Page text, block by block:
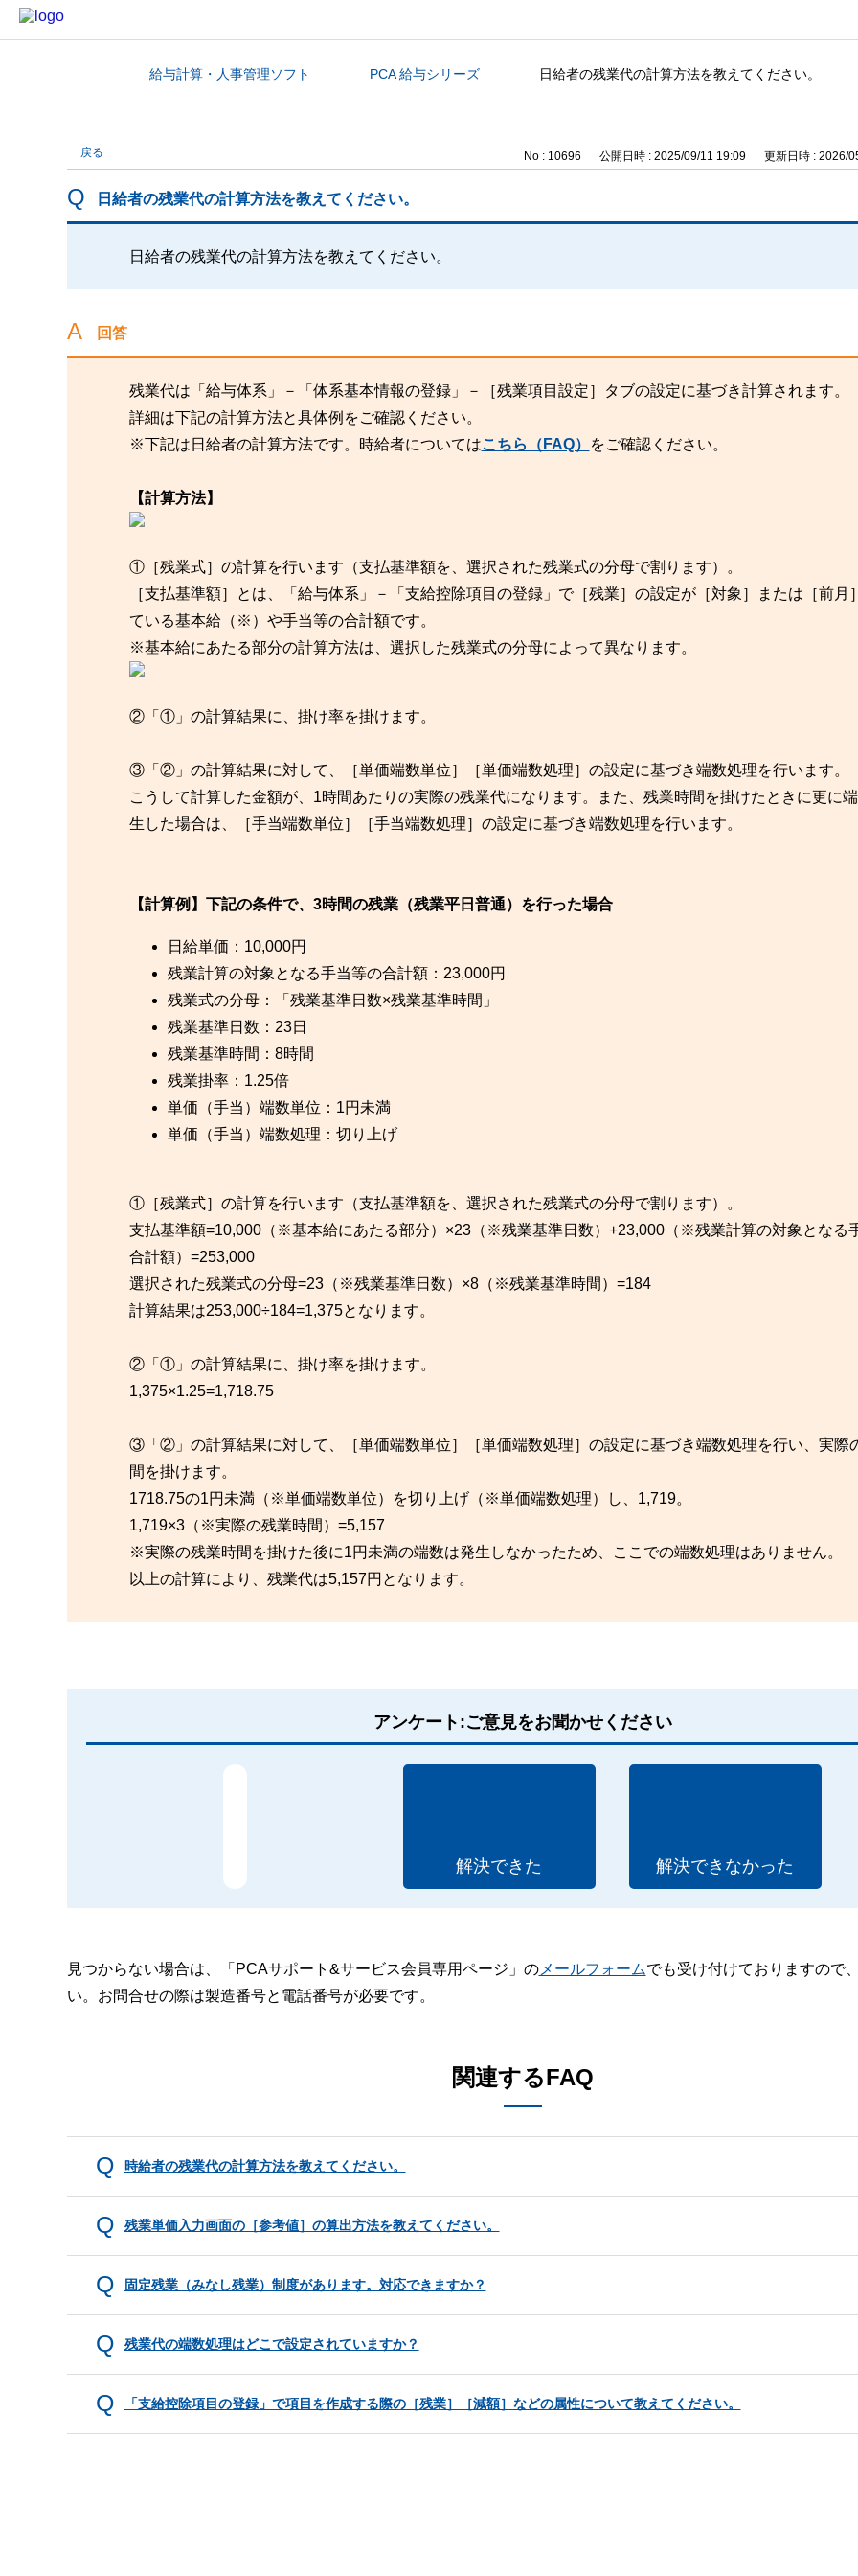
カテゴリから探す給与計算・人事管理ソフト PCA 給与シリーズ 日給者の残業代の計算方法を教えてください。
戻る No : 10696 公開日時 : 2025/09/11 19:09 更新日時 : 2026/
日給者の残業代の計算方法を教えてください。
日給者の残業代の計算方法を教えてください。
回答
残業代は「給与体系」－「体系基本情報の登録」－［残業項目設定］タブの設定に基づき計算されます。
詳細は下記の計算方法と具体例をご確認ください。
※下記は日給者の計算方法です。時給者についてはこちら（FAQ） をご確認ください。
【計算方法】
①［残業式］の計算を行います（支払基準額を、選択された残業式の分母で割ります）。
［支払基準額］とは、「給与体系」－「支給控除項目の登録」で［残業］の設定が［対象］または［前月
ている基本給（※）や手当等の合計額です。
※基本給にあたる部分の計算方法は、選択した残業式の分母によって異なります。
②「①」の計算結果に、掛け率を掛けます。
③「②」の計算結果に対して、［単価端数単位］［単価端数処理］の設定に基づき端数処理を行います。
こうして計算した金額が、1時間あたりの実際の残業代になります。また、残業時間を掛けたときに更に
生した場合は、［手当端数単位］［手当端数処理］の設定に基づき端数処理を行います。
【計算例】下記の条件で、3時間の残業（残業平日普通）を行った場合
日給単価：10,000円
残業計算の対象となる手当等の合計額：23,000円
残業式の分母：「残業基準日数×残業基準時間」
残業基準日数：23日
残業基準時間：8時間
残業掛率：1.25倍
単価（手当）端数単位：1円未満
単価（手当）端数処理：切り上げ
①［残業式］の計算を行います（支払基準額を、選択された残業式の分母で割ります）。
支払基準額=10,000（※基本給にあたる部分）×23（※残業基準日数）+23,000（※残業計算の対象となる
合計額）=253,000
選択された残業式の分母=23（※残業基準日数）×8（※残業基準時間）=184
計算結果は253,000÷184=1,375となります。
②「①」の計算結果に、掛け率を掛けます。
1,375×1.25=1,718.75
③「②」の計算結果に対して、［単価端数単位］［単価端数処理］の設定に基づき端数処理を行い、実際
間を掛けます。
1718.75の1円未満（※単価端数単位）を切り上げ（※単価端数処理）し、1,719。
1,719×3（※実際の残業時間）=5,157
※実際の残業時間を掛けた後に1円未満の端数は発生しなかったため、ここでの端数処理はありません。
以上の計算により、残業代は5,157円となります。
アンケート:ご意見をお聞かせください
解決できた 解決できなかった
見つからない場合は、「PCAサポート&サービス会員専用ページ」のメールフォームでも受け付けておりますので
い。お問合せの際は製造番号と電話番号が必要です。
関連するFAQ
時給者の残業代の計算方法を教えてください。
残業単価入力画面の［参考値］の算出方法を教えてください。
固定残業（みなし残業）制度があります。対応できますか？
残業代の端数処理はどこで設定されていますか？
「支給控除項目の登録」で項目を作成する際の［残業］［減額］などの属性について教えてください。